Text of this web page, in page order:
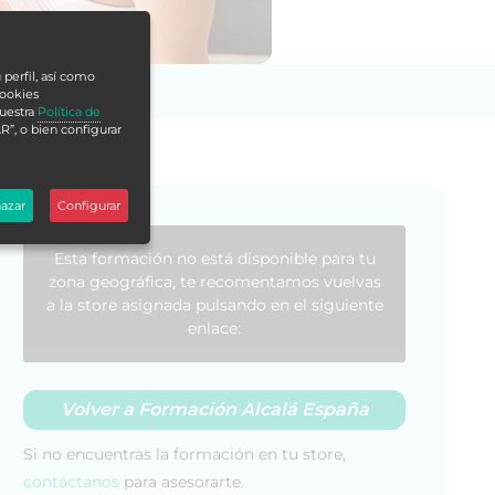
Esta formación no está disponible para tu
zona geográfica, te recomentamos vuelvas
a la store asignada pulsando en el siguiente
enlace:
Volver a Formación Alcalá España
Si no encuentras la formación en tu store,
contáctanos para asesorarte.
perfil, así como
Política de
o bien configurar
Configurar